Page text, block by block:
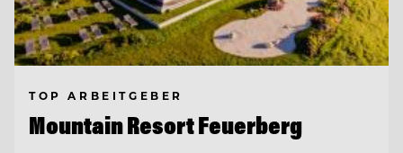
TOP ARBEITGEBER
Mountain Resort Feuerberg